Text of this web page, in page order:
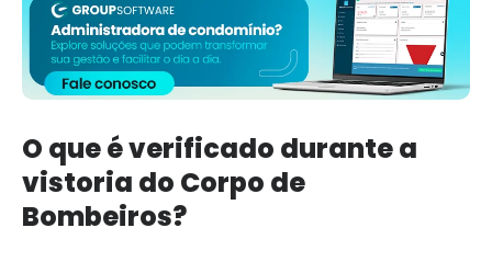
O que é verificado durante a
vistoria do Corpo de
Bombeiros?